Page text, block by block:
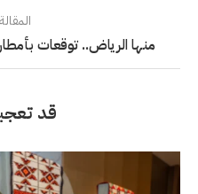
منها الرياض.. توقعات
قد